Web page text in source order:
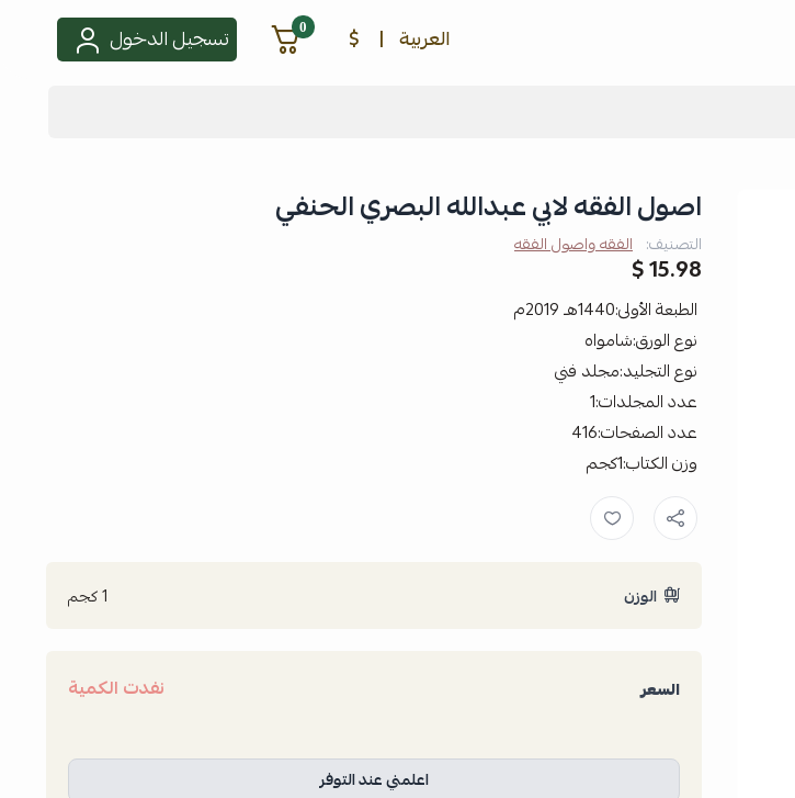
العربية |
$
0 تسجيل الدخول
اصول الفقه لابي عبدالله البصري الحنفي
التصنيف: الفقه واصول الفقه
15.98 $
الطبعة الأولى:1440هـ 2019م
نوع الورق:شامواه
نوع التجليد:مجلد فني
عدد المجلدات:1
عدد الصفحات:416
وزن الكتاب:1كجم
الوزن 1 كجم
السعر نفدت الكمية
اعلمني عند التوفر